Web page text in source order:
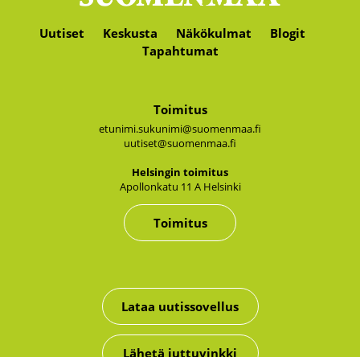
Uutiset Keskusta Näkökulmat
Blogit
Tapahtumat
Toimitus
etunimi.sukunimi@suomenmaa.fi
uutiset@suomenmaa.fi
Hel­sin­gin toi­mi­tus
Apol­lon­ka­tu 11 A Hel­sin­ki
Toimitus
Lataa uutissovellus
Lähetä juttuvinkki